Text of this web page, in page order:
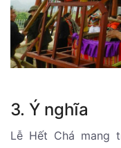
3. Ý nghĩa
Lễ Hết Chá mang